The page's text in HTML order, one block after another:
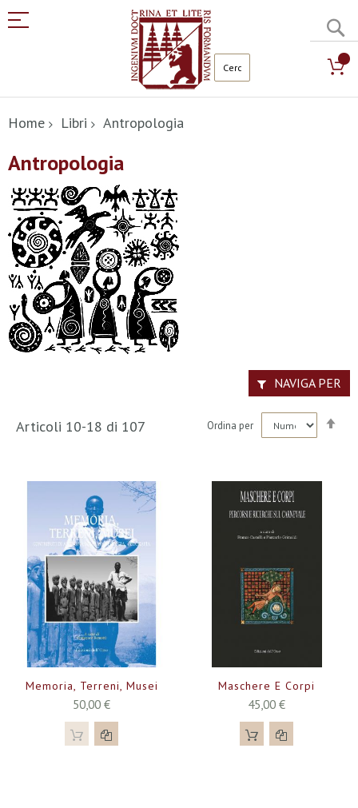
al
contenuto
Home Libri Antropologia
Antropologia
Articoli 10-18 di 107 Ordina per
Memoria, Terreni, Musei
50,00 €
Maschere E Corpi
45,00 €
NAVIGA PER